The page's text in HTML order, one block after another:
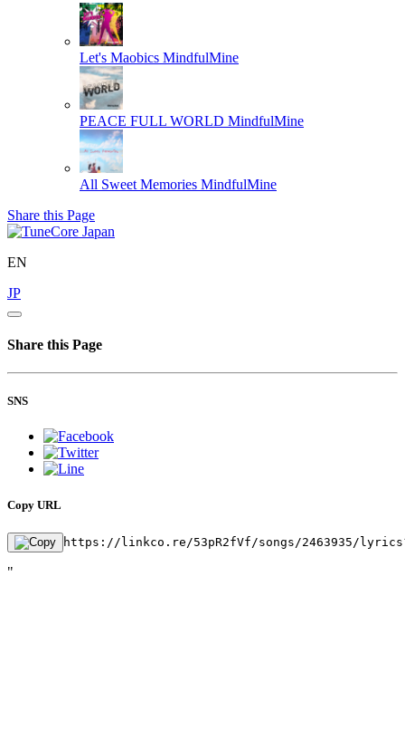
Let's Maobics MindfulMine
PEACE FULL WORLD MindfulMine
All Sweet Memories MindfulMine
Share this Page
EN
JP
Share this Page
SNS
Copy URL
https://linkco.re/53pR2fVf/songs/2463935/
"